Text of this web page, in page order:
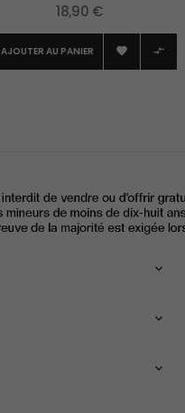
18,90 €
AJOUTER AU PANIER  


